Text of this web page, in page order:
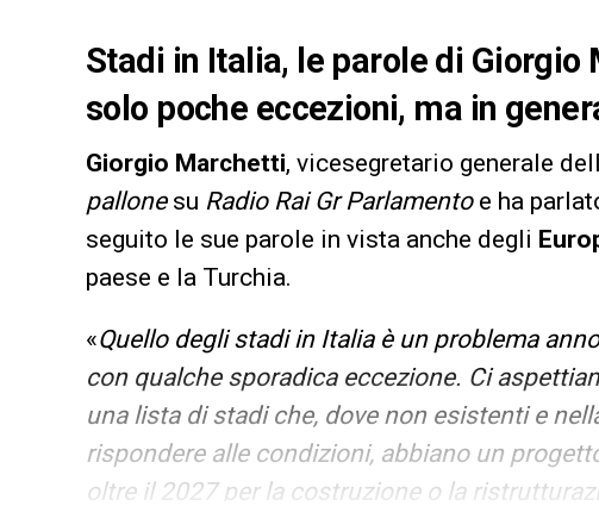
Stadi in Italia, le parole di Giorgio
solo poche eccezioni, ma in
Giorgio Marchetti, vicesegretario generale
pallonesu Radio Rai Gr Parlamentoe ha
seguito le sue parole in vista anche degli
paese e la Turchia.
«Quello degli stadi in Italia è un problema
con qualche sporadica eccezione. Ci
una lista di stadi che, dove non esistenti e
rispondere alle condizioni, abbiano un
oltre il 2027 per la costruzione o la